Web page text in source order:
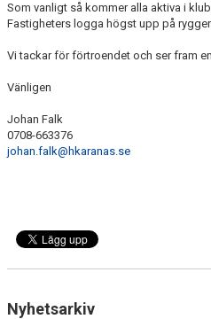
Som vanligt så kommer alla aktiva i
Fastigheters logga högst upp på
Vi tackar för förtroendet och ser fram
Vänligen
Johan Falk
0708-663376
johan.falk@hkaranas.se
Nyhetsarkiv